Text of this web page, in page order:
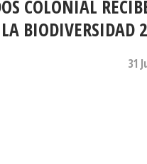
COLONIAL
BIODIVERSIDAD
31